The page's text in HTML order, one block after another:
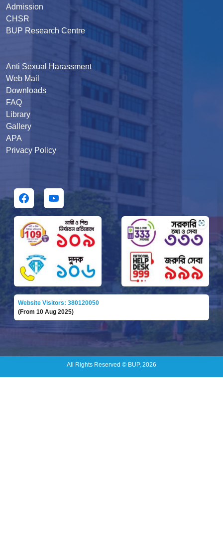
Admission
CHSR
BUP Research Centre
Anti Sexual Harassment
Web Mail
Downloads
FAQ
Library
Gallery
APA
Privacy Policy
Website Visitors: 380120050
(From 10 Aug 2025)
All Rights Reserved © BUP, 2026